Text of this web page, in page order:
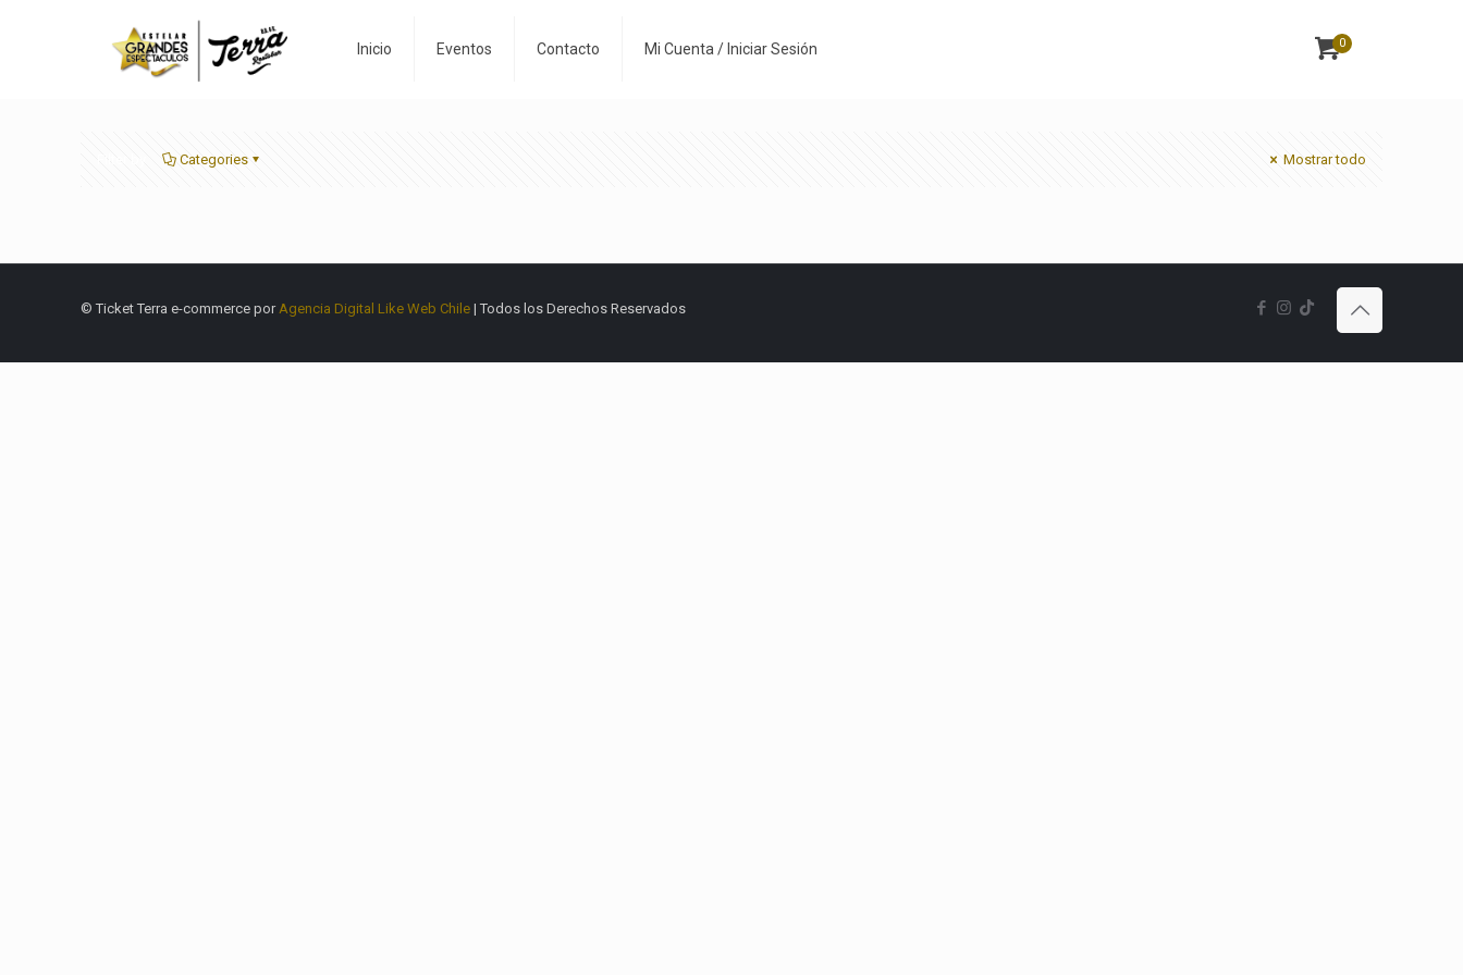
Inicio Eventos Contacto Mi Cuenta / Iniciar Sesión 0
Categories Mostrar todo
© Ticket Terra e-commerce porAgencia Digital Like Web Chile | Todos los Derechos Reservados